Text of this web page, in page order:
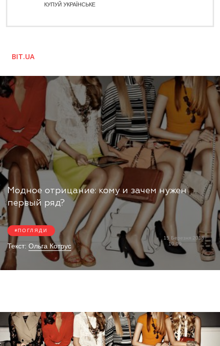
КУПУЙ УКРАЇНСЬКЕ
BIT.UA
Модное отрицание: кому и зачем нужен
первый ряд?
ПОГЛЯДИ
Текст: Ольга Котрус
15 Березня 2013
10:09